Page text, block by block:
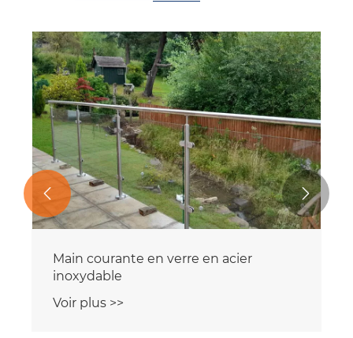
Main courante en verre en acier
inoxydable
Voir plus >>
 